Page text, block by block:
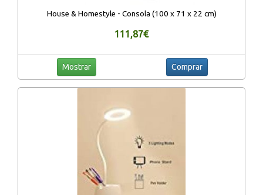
House & Homestyle - Consola (100 x 71 x 22 cm)
111,87€
Mostrar Comprar